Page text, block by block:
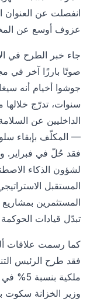
انفصلت عن العنوان
عزوف أوسع عن
صوتًا بارزًا آخر في
جوشوا أخيام أنه
سنوات، تدرّج خلالها
الداخليين عن
فقد حُلّ في فبراير.
لشؤون الذكاء
المستقبل
تبدّل قيادات
كما رسمت علاقات
فقد طرح الرئيس
وزير الخزانة سكوت